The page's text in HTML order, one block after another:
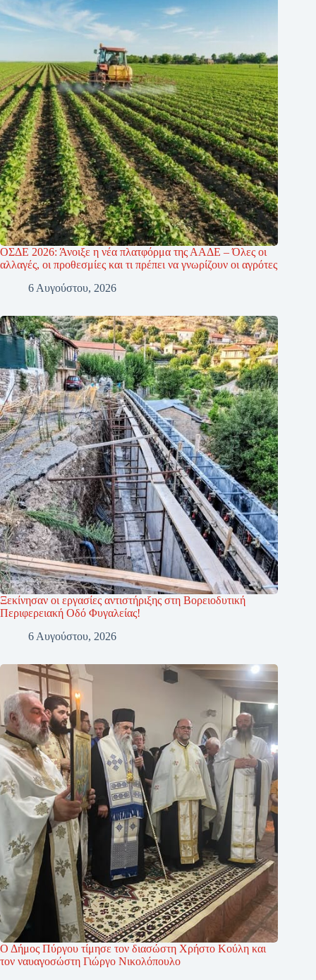
ΟΣΔΕ 2026: Άνοιξε η νέα πλατφόρμα της ΑΑΔΕ – Όλες οι
αλλαγές, οι προθεσμίες και τι πρέπει να γνωρίζουν οι αγρότες
6 Αυγούστου, 2026
Ξεκίνησαν οι εργασίες αντιστήριξης στη Βορειοδυτική
Περιφερειακή Οδό Φυγαλείας!
6 Αυγούστου, 2026
Ο Δήμος Πύργου τίμησε τον διασώστη Χρήστο Κούλη και
τον ναυαγοσώστη Γιώργο Νικολόπουλο